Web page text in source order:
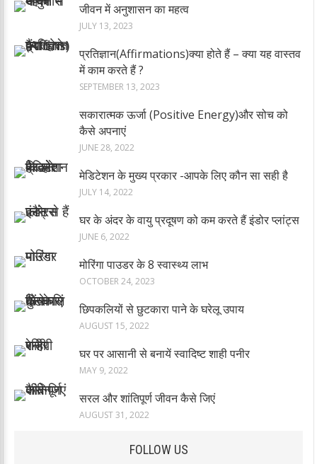
जीवन में अनुशासन का महत्व
JULY 13, 2023
प्रतिज्ञान(Affirmations)क्या होते हैं – क्या यह वास्तव
में काम करते हैं ?
SEPTEMBER 13, 2023
सकारात्मक ऊर्जा (Positive Energy)और सोच को
कैसे अपनाएं
JUNE 28, 2022
मेडिटेशन के मुख्य प्रकार -आपके लिए कौन सा सही है
JULY 14, 2022
घर के अंदर के वायु प्रदूषण को कम करते हैं इंडोर प्लांट्स
JUNE 6, 2022
मोरिंगा पाउडर के 8 स्वास्थ्य लाभ
OCTOBER 24, 2023
छिपकलियों से छुटकारा पाने के घरेलू उपाय
AUGUST 15, 2022
घर पर आसानी से बनायें स्वादिष्ट शाही पनीर
MAY 9, 2022
सरल और शांतिपूर्ण जीवन कैसे जिएं
AUGUST 31, 2022
FOLLOW US